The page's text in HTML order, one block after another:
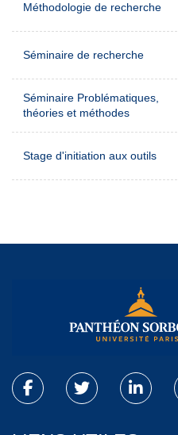
Méthodologie de recherche
Séminaire de recherche
Séminaire Problématiques,
théories et méthodes
Stage d'initiation aux outils